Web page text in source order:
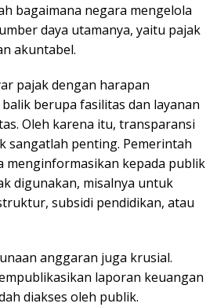
bagaimana negara mengelola
daya utamanya, yaitu pajak
akuntabel.
pajak dengan harapan
berupa fasilitas dan layanan
Oleh karena itu, transparansi
sangatlah penting. Pemerintah
menginformasikan kepada publik
digunakan, misalnya untuk
subsidi pendidikan, atau
anggaran juga krusial.
laporan keuangan
diakses oleh publik.